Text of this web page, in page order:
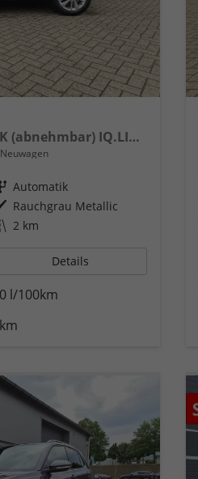
1.0 TSI 116PS DSG Life AHK (abnehmbar) IQ.LIGHT-LED-Matrix Sitzheizung Rückf.Kamera Klimaautomatik Abstandstempomat Apple CarPlay Android Auto
Neuwagen
Getriebe Automatik
Außenfarbe Rauchgrau Metallic
Kilometerstand 2 km
Details
l/100km